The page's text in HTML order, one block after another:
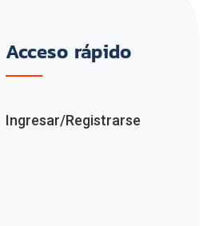
Acceso rápido
Ingresar/Registrarse